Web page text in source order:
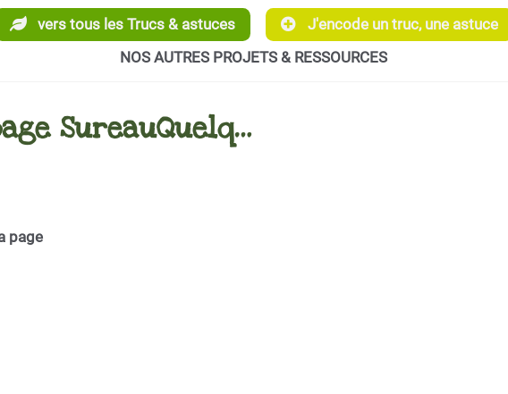
vers tous les Trucs & astuces
J'encode un truc, une astuce
NOS AUTRES PROJETS & RESSOURCES
SureauQuelq…
page